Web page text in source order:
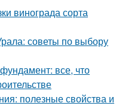
винограда сорта
советы по выбору
все, что
полезные свойства и